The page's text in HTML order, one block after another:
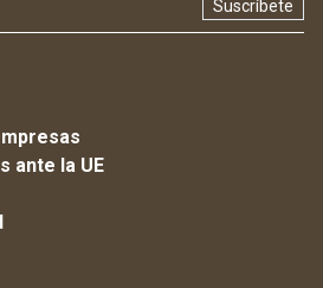
Suscríbete
ante la UE